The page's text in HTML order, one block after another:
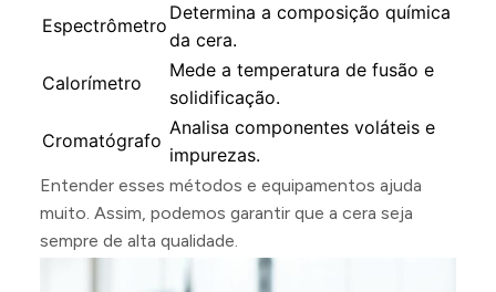
Espectrômetro
Determina a composição química
da cera.
Calorímetro
Mede a temperatura de fusão e
solidificação.
Cromatógrafo
Analisa componentes voláteis e
impurezas.
Entender esses métodos e equipamentos ajuda
muito. Assim, podemos garantir que a cera seja
sempre de alta qualidade.